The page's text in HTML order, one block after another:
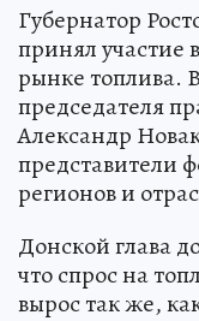
Губернатор
принял участие
рынке топлива.
председателя
Александр
представители
регионов и
Донской глава
что спрос на
вырос так же,